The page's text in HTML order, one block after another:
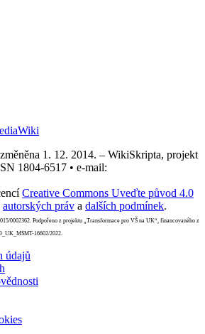
1. 12. 2014. – WikiSkripta, projekt
1804-6517 • e-mail:
Creative Commons Uveďte původ 4.0
autorských práv a dalších podmínek.
0002362. Podpořeno z projektu „Transformace pro VŠ na UK“, financovaného z
16602/2022.
údajů